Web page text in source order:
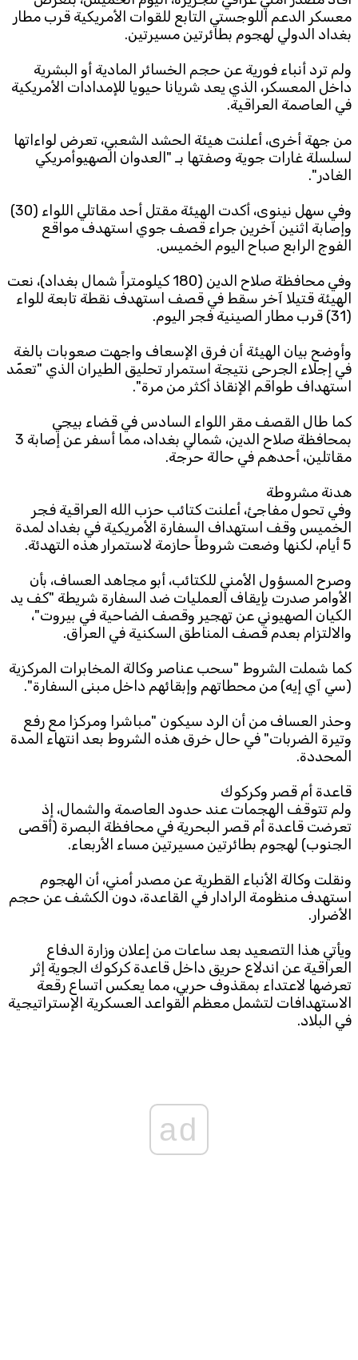
© 2025. All Rights Reserved. By Koein
معسكر الدعم اللوجستي التابع للقوات الأمريكية قرب مطار
بغداد الدولي لهجوم بطائرتين مسيرتين.
ولم ترد أنباء فورية عن حجم الخسائر المادية أو البشرية
داخل المعسكر، الذي يعد شريانا حيويا للإمدادات الأمريكية
في العاصمة العراقية.
من جهة أخرى، أعلنت هيئة الحشد الشعبي، تعرض لواءاتها
لسلسلة غارات جوية وصفتها بـ "العدوان الصهيوأمريكي
الغادر".
وفي سهل نينوى، أكدت الهيئة مقتل أحد مقاتلي اللواء (30)
وإصابة اثنين آخرين جراء قصف جوي استهدف مواقع
الفوج الرابع صباح اليوم الخميس.
وفي محافظة صلاح الدين (180 كيلومتراً شمال بغداد)، نعت
الهيئة قتيلا آخر سقط في قصف استهدف نقطة تابعة للواء
(31) قرب مطار الصينية فجر اليوم.
وأوضح بيان الهيئة أن فرق الإسعاف واجهت صعوبات بالغة
في إجلاء الجرحى نتيجة استمرار تحليق الطيران الذي "تعمّد
استهداف طواقم الإنقاذ أكثر من مرة".
كما طال القصف مقر اللواء السادس في قضاء بيجي
بمحافظة صلاح الدين، شمالي بغداد، مما أسفر عن إصابة 3
مقاتلين، أحدهم في حالة حرجة.
هدنة مشروطة
وفي تحول مفاجئ، أعلنت كتائب حزب الله العراقية فجر
الخميس وقف استهداف السفارة الأمريكية في بغداد لمدة
5 أيام، لكنها وضعت شروطاً حازمة لاستمرار هذه التهدئة.
وصرح المسؤول الأمني للكتائب، أبو مجاهد العساف، بأن
الأوامر صدرت بإيقاف العمليات ضد السفارة شريطة "كف يد
الكيان الصهيوني عن تهجير وقصف الضاحية في بيروت"،
والالتزام بعدم قصف المناطق السكنية في العراق.
كما شملت الشروط "سحب عناصر وكالة المخابرات المركزية
(سي آي إيه) من محطاتهم وإبقائهم داخل مبنى السفارة".
وحذر العساف من أن الرد سيكون "مباشرا ومركزا مع رفع
وتيرة الضربات" في حال خرق هذه الشروط بعد انتهاء المدة
المحددة.
قاعدة أم قصر وكركوك
ولم تتوقف الهجمات عند حدود العاصمة والشمال، إذ
تعرضت قاعدة أم قصر البحرية في محافظة البصرة (أقصى
الجنوب) لهجوم بطائرتين مسيرتين مساء الأربعاء.
ونقلت وكالة الأنباء القطرية عن مصدر أمني، أن الهجوم
استهدف منظومة الرادار في القاعدة، دون الكشف عن حجم
الأضرار.
ويأتي هذا التصعيد بعد ساعات من إعلان وزارة الدفاع
العراقية عن اندلاع حريق داخل قاعدة كركوك الجوية إثر
تعرضها لاعتداء بمقذوف حربي، مما يعكس اتساع رقعة
الاستهدافات لتشمل معظم القواعد العسكرية الإستراتيجية
في البلاد.
ad